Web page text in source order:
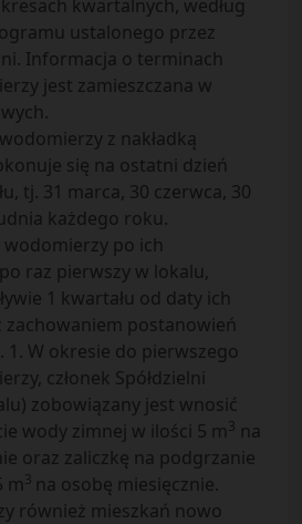
kwartalnych, według
ustalonego przez
Informacja o terminach
jest zamieszczana w
z nakładką
się na ostatni dzień
tj. 31 marca, 30 czerwca, 30
każdego roku.
po ich
raz pierwszy w lokalu,
1 kwartału od daty ich
postanowień
1. W okresie do pierwszego
członek Spółdzielni
zobowiązany jest wnosić
wody zimnej w ilości 5 m 3 na
oraz zaliczkę na podgrzanie
m 3 na osobę miesięcznie.
również mieszkań nowo